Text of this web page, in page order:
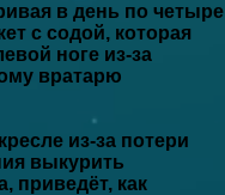
в день по четыре
с содой, которая
ноге из-за
вратарю
из-за потери
выкурить
приведёт, как